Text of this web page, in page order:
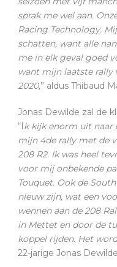
sprak me wel aan.
Racing Technology.
schatten, want alle
me in elk geval goed
want mijn laatste rally
2020,” aldus Thibaud
Jonas Dewilde zal de
“Ik kijk enorm uit naar
mijn 4de rally met de
208 R2. Ik was heel
voor mij onbekende
Touquet. Ook de
nieuw zijn, wat een
wennen aan de 208
in Mettet en door de
koppel rijden. Het
22-jarige Jonas